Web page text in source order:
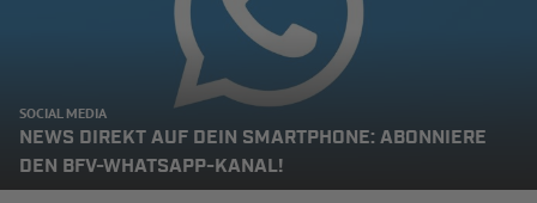
SOCIAL MEDIA
NEWS DIREKT AUF DEIN SMARTPHONE: ABONNIERE
DEN BFV-WHATSAPP-KANAL!